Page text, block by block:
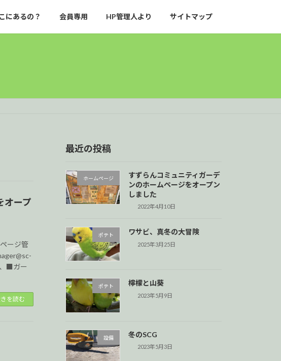
にあるの？ 会員専用 HP管理人より サイトマップ
オープ
ージ管
■ガー
を読む
最近の投稿
ホームページ
すずらんコミュニティガーデ
ンのホームページをオープン
しました
2022年4月10日
ポテト ワサビ、真冬の大冒険
2025年3月25日
ポテト 檸檬と山葵
2023年5月9日
設備 冬のSCG
2023年5月3日